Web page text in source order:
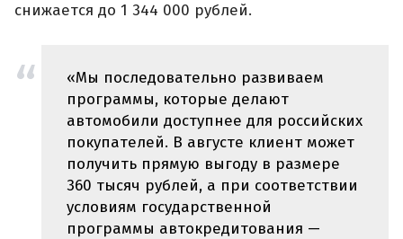
снижается до 1 344 000 рублей.
«Мы последовательно развиваем
программы, которые делают
автомобили доступнее для российских
покупателей. В августе клиент может
получить прямую выгоду в размере
360 тысяч рублей, а при соответствии
условиям государственной
программы автокредитования —